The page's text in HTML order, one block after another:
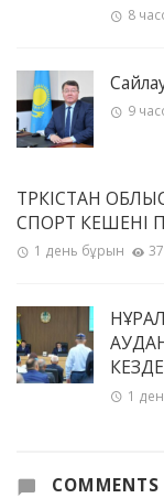
8
9
ТҮРКІСТАН
СПОРТ КЕШЕНІ
1 день бұрын
1
COMMENTS